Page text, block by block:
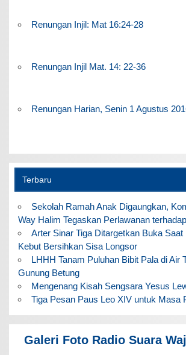
Renungan Injil: Mat 16:24-28
Renungan Injil Mat. 14: 22-36
Renungan Harian, Senin 1 Agustus
Terbaru
Sekolah Ramah Anak Digaungkan,
Way Halim Tegaskan Perlawanan
Arter Sinar Tiga Ditargetkan Buka Saat
Kebut Bersihkan Sisa Longsor
LHHH Tanam Puluhan Bibit Pala di Air
Gunung Betung
Mengenang Kisah Sengsara Yesus
Tiga Pesan Paus Leo XIV untuk Masa
Galeri Foto Radio Suara